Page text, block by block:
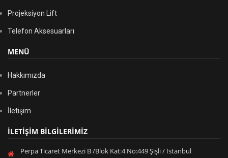
Projeksiyon Lift
Telefon Aksesuarları
MENÜ
Hakkımızda
Partnerler
İletişim
İLETİŞİM BİLGİLERİMİZ
Perpa Ticaret Merkezi B /Blok Kat:4 No:449 Şişli / İstanbul